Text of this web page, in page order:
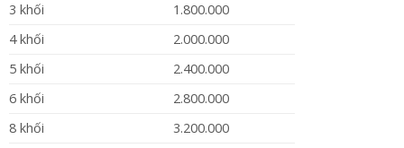
3 khối
1.800.000
4 khối
2.000.000
5 khối
2.400.000
6 khối
2.800.000
8 khối
3.200.000